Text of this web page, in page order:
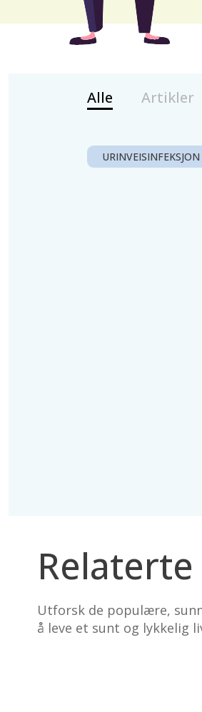
Alle Artikler
URINVEISINFEKSJON
Utforsk de populære,
å leve et sunt og lykkelig